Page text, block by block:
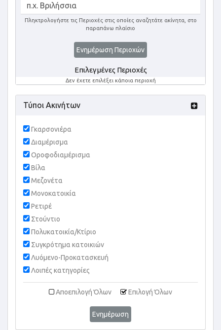
Πληκτρολογήστε τις Περιοχές στις οποίες αναζητάτε ακίνητα, στο
παραπάνω πλαίσιο
Ενημέρωση Περιοχών
Επιλεγμένες Περιοχές
Δεν έχετε επιλέξει κάποια περιοχή
Τύποι Ακινήτων
Γκαρσονιέρα
Διαμέρισμα
Οροφοδιαμέρισμα
Βίλα
Μεζονέτα
Μονοκατοικία
Ρετιρέ
Στούντιο
Πολυκατοικία/Κτίριο
Συγκρότημα κατοικιών
Λυόμενο-Προκατασκευή
Λοιπές κατηγορίες
Αποεπιλογή Όλων Επιλογή Όλων
Ενημέρωση